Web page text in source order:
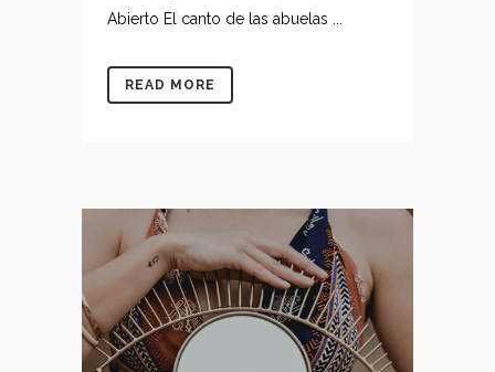
Abierto El canto de las abuelas ...
READ MORE